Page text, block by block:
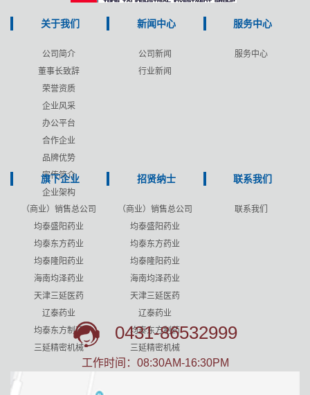
关于我们
公司简介
董事长致辞
荣誉资质
企业风采
办公平台
合作企业
品牌优势
宣传简介
企业架构
新闻中心
公司新闻
行业新闻
服务中心
服务中心
旗下企业
（商业）销售总公司
均泰盛阳药业
均泰东方药业
均泰隆阳药业
海南均泽药业
天津三延医药
辽泰药业
均泰东方制药
三延精密机械
招贤纳士
（商业）销售总公司
均泰盛阳药业
均泰东方药业
均泰隆阳药业
海南均泽药业
天津三延医药
辽泰药业
均泰东方制药
三延精密机械
联系我们
联系我们
0431-86532999
工作时间： 08:30AM-16:30PM